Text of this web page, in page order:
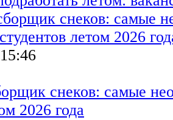
снеков: самые
2026 года